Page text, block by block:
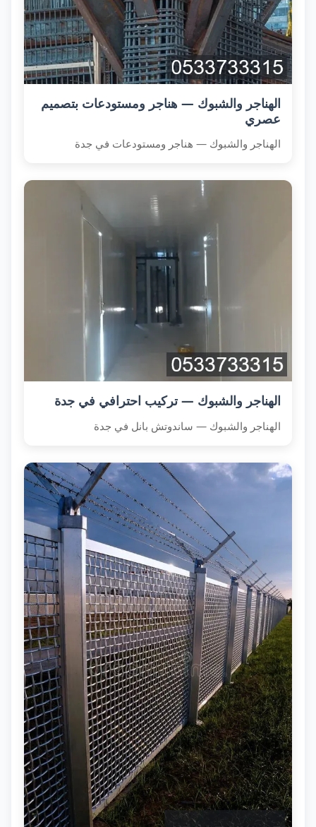
الهناجر والشبوك — هناجر ومستودعات بتصميم
عصري
الهناجر والشبوك — هناجر ومستودعات في جدة
الهناجر والشبوك — تركيب احترافي في جدة
الهناجر والشبوك — ساندوتش بانل في جدة